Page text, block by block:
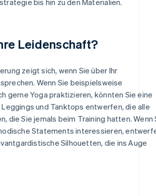
Leidenschaft?
zeigt sich, wenn Sie über Ihr
Wenn Sie beispielsweise
gerne Yoga praktizieren, könnten Sie eine
und Tanktops entwerfen, die alle
die Sie jemals beim Training hatten. Wenn
Statements interessieren,
Silhouetten, die ins Auge